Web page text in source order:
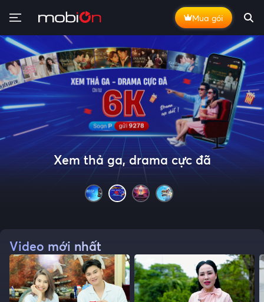
Mua gói
The 2026 LCK Regular season chính thức khởi tranh
Du Lịch Khắp Việt Nam
Xem thả ga - Săn quà đã
Xem thả ga, drama cực đã
Video mới nhất